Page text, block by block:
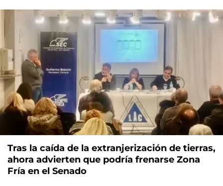
Tras la caída de la extranjerización de tierras,
ahora advierten que podría frenarse Zona
Fría en el Senado